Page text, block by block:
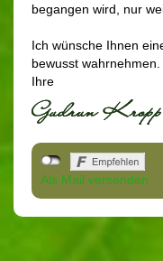
begangen wird, nur
Ich wünsche Ihnen
bewusst wahrnehmen.
Ihre
Als Mail versenden